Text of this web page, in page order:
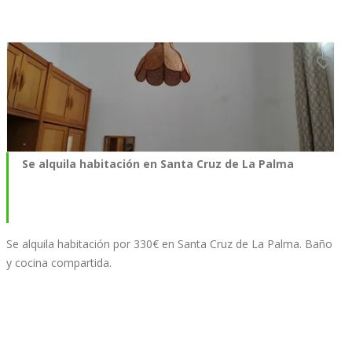
Se alquila habitación en Santa Cruz de La Palma
Se alquila habitación por 330€ en Santa Cruz de La Palma. Baño
y cocina compartida.